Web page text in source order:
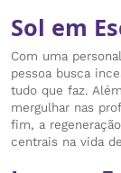
Sol em
Com uma
pessoa busca
tudo que faz.
mergulhar nas
fim, a
centrais na vida